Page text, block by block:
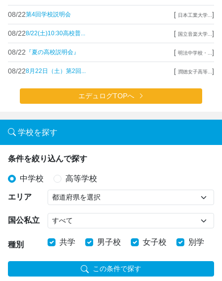
08/22第4回学校説明会 [ 日本工業大学... ]
08/228/22(土)10:30高校普... [ 国立音楽大学... ]
08/22 『夏の高校説明会』 [ 明法中学校・... ]
08/228月22日（土）第2回... [ 潤徳女子高等... ]
エデュログTOPへ
学校を探す
条件を絞り込んで探す
中学校 高等学校
エリア
国公私立
種別 共学 男子校 女子校 別学
この条件で探す